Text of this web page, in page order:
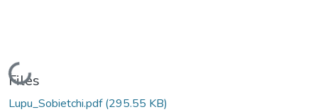
Loading...
Files
Lupu_Sobietchi.pdf(295.55 KB)